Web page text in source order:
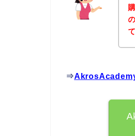
⇒AkrosAcademy